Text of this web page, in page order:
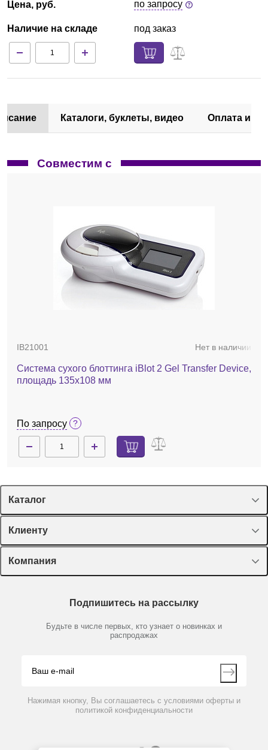
Цена, руб.
Наличие на складе
по запросу
под заказ
Каталоги, буклеты, видео Оплата и
Совместим с
IB21001 Нет в наличии
Система сухого блоттинга iBlot 2 Gel Transfer Device,
площадь 135х108 мм
По запросу
Каталог
Спецпредложения
Оборудование, приборы
Пластик, стекло, принадлежности
Химические реактивы, препараты, наборы
Производители
Клиенту
Лекторий Диаэм
Доставка и оплата
Мобильное приложение
Компания
Партнеры
Контакты
Подпишитесь на рассылку
Будьте в числе первых, кто узнает о новинках и
распродажах
Нажимая кнопку, Вы соглашаетесь с условиями оферты и
политикой конфиденциальности